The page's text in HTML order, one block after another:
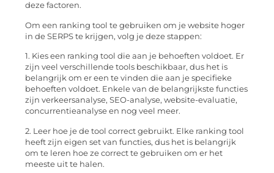
deze factoren.
Om een ranking tool te gebruiken om je website hoger
in de SERPS te krijgen, volg je deze stappen:
1. Kies een ranking tool die aan je behoeften voldoet. Er
zijn veel verschillende tools beschikbaar, dus het is
belangrijk om er een te vinden die aan je specifieke
behoeften voldoet. Enkele van de belangrijkste functies
zijn verkeersanalyse, SEO-analyse, website-evaluatie,
concurrentieanalyse en nog veel meer.
2. Leer hoe je de tool correct gebruikt. Elke ranking tool
heeft zijn eigen set van functies, dus het is belangrijk
om te leren hoe ze correct te gebruiken om er het
meeste uit te halen.